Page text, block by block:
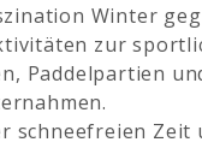
Winter
zur
Paddelpartien
schneefreien Zeit